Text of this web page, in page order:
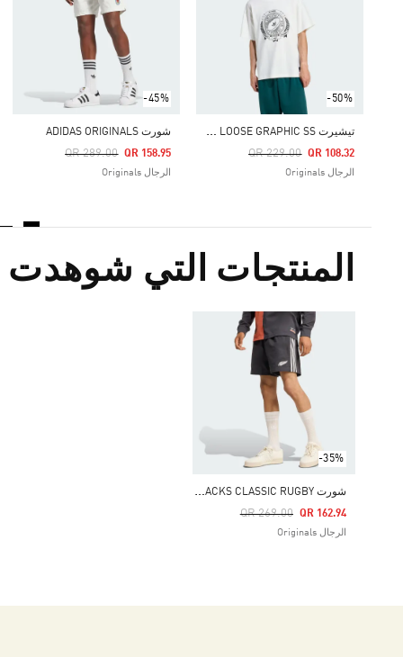
-50%
ت
يشيرت ADIDAS ORIGINALS & ALL BLACKS LOOSE GRAPHIC SS
Price Reduced From
QR 229.00
To QR 108.32
الرجال Originals
-45%
شورت ADIDAS ORIGINALS
Price Reduced From
QR 289.00
To QR 158.95
الرجال Originals
المنتجات التي شوهدت
-35%
ش
ورت ADIDAS ORIGINALS & ALL BLACKS CLASSIC RUGBY
Price Reduced From
QR 269.00
To QR 162.94
الرجال Originals